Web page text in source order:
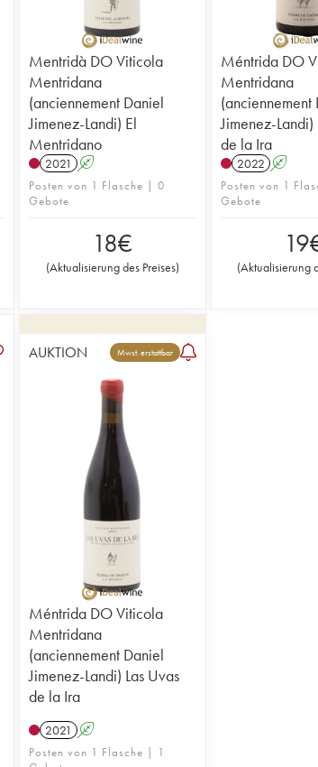
Mentridà DO Viticola
Mentridana
(anciennement Daniel
Jimenez-Landi) El
Mentridano
2021 A
Posten von 1 Flasche | 0
Gebote
18€
(Aktualisierung des Preises)
Méntrida DO
Mentridana
(anciennement
Jimenez-Landi)
de la Ira
2022 A
Posten von 1
Gebote
19
(Aktualisierung
AUKTION Mwst. erstattbar
Méntrida DO Viticola
Mentridana
(anciennement Daniel
Jimenez-Landi) Las Uvas
de la Ira
2021 A
Posten von 1 Flasche | 1